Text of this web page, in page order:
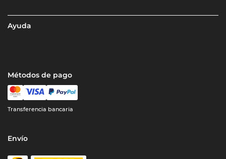
Ayuda
Métodos de pago
Transferencia bancaria
Envío